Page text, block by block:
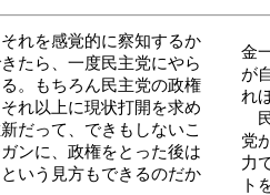
れを感覚的に察知するか
たら、一度民主党にやら
。もちろん民主党の政権
れ以上に現状打開を求め
だって、できもしないこ
ンに、政権をとった後は
いう見方もできるのだか
金
が
れ
民
党
力
ト